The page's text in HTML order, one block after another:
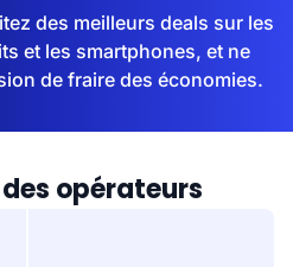
des meilleurs deals sur les
et les smartphones, et ne
de fraire des économies.
opérateurs